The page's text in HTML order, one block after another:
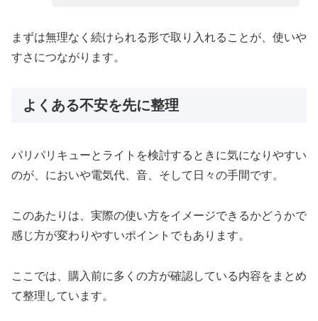
まずは無理なく続けられる形で取り入れることが、使いや
すさにつながります。
よくある不安を先に整理
パリパリキューとライトを検討するときに気になりやすい
のが、においや電気代、音、そして日々の手間です。
このあたりは、実際の使い方をイメージできるかどうかで
感じ方が変わりやすいポイントでもあります。
ここでは、購入前に多くの方が確認している内容をまとめ
て整理しています。